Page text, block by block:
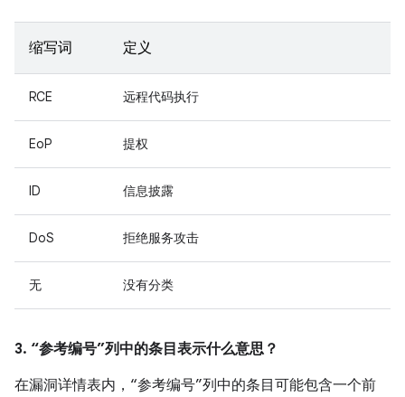
缩写词 定义
RCE 远程代码执行
EoP 提权
ID 信息披露
DoS 拒绝服务攻击
无 没有分类
3. “参考编号”列中的条目表示什么意思？
在漏洞详情表内，“参考编号”列中的条目可能包含一个前